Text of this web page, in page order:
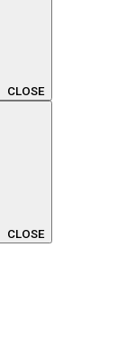
CLOSE
CLOSE